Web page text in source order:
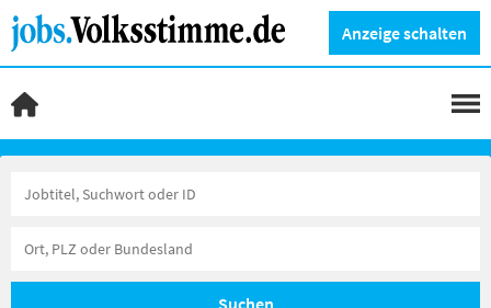
Anzeige schalten
Suchen